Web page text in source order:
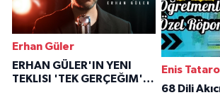
Erhan Güler
ERHAN GÜLER'IN YENI
TEKLISI 'TEK GERÇEĞIM'LE
Enis
68 Dili